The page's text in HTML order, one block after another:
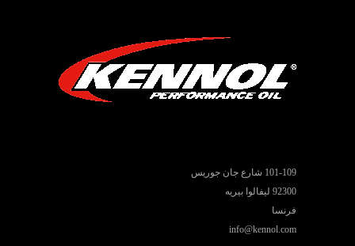
101-109 شارع جان جوريس
92300 ليفالوا بيريه
فرنسا
info@kennol.com